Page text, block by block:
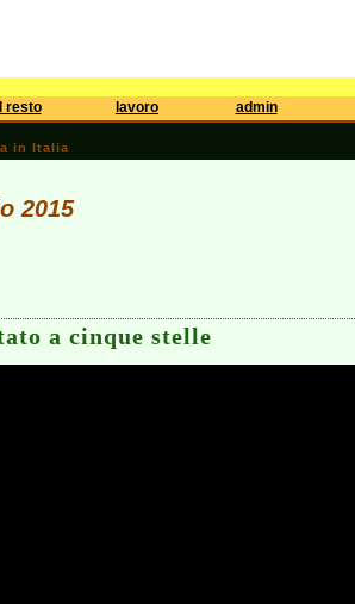
resto lavoro admin
in Italia
2015
a cinque stelle